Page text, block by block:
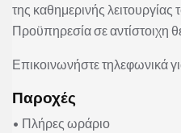
της καθημερινής λειτουργίας
Προϋπηρεσία σε αντίστοιχη
Επικοινωνήστε τηλεφωνικά
Παροχές
• Πλήρες ωράριο